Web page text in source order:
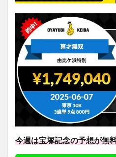
今週は宝塚記念の予想が無